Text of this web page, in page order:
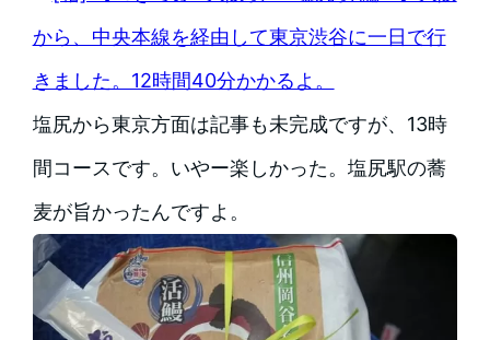
から、中央本線を経由して東京渋谷に一日で行
きました。12時間40分かかるよ。
塩尻から東京方面は記事も未完成ですが、13時
間コースです。いやー楽しかった。塩尻駅の蕎
麦が旨かったんですよ。